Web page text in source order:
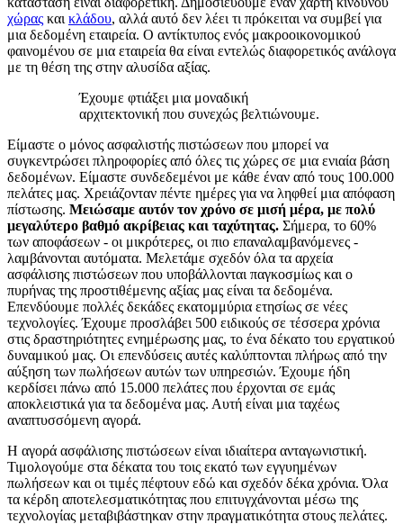
χώρας και κλάδου, αλλά αυτό δεν λέει τι πρόκειται να συμβεί για
μια δεδομένη εταιρεία. Ο αντίκτυπος ενός μακροοικονομικού
φαινομένου σε μια εταιρεία θα είναι εντελώς διαφορετικός ανάλογα
με τη θέση της στην αλυσίδα αξίας.
Έχουμε φτιάξει μια μοναδική
αρχιτεκτονική που συνεχώς βελτιώνουμε.
Είμαστε ο μόνος ασφαλιστής πιστώσεων που μπορεί να
συγκεντρώσει πληροφορίες από όλες τις χώρες σε μια ενιαία βάση
δεδομένων. Είμαστε συνδεδεμένοι με κάθε έναν από τους 100.000
πελάτες μας. Χρειάζονταν πέντε ημέρες για να ληφθεί μια απόφαση
πίστωσης. Μειώσαμε αυτόν τον χρόνο σε μισή μέρα, με πολύ
μεγαλύτερο βαθμό ακρίβειας και ταχύτητας. Σήμερα, το 60%
των αποφάσεων - οι μικρότερες, οι πιο επαναλαμβανόμενες -
λαμβάνονται αυτόματα. Μελετάμε σχεδόν όλα τα αρχεία
ασφάλισης πιστώσεων που υποβάλλονται παγκοσμίως και ο
πυρήνας της προστιθέμενης αξίας μας είναι τα δεδομένα.
Επενδύουμε πολλές δεκάδες εκατομμύρια ετησίως σε νέες
τεχνολογίες. Έχουμε προσλάβει 500 ειδικούς σε τέσσερα χρόνια
στις δραστηριότητες ενημέρωσης μας, το ένα δέκατο του εργατικού
δυναμικού μας. Οι επενδύσεις αυτές καλύπτονται πλήρως από την
αύξηση των πωλήσεων αυτών των υπηρεσιών. Έχουμε ήδη
κερδίσει πάνω από 15.000 πελάτες που έρχονται σε εμάς
αποκλειστικά για τα δεδομένα μας. Αυτή είναι μια ταχέως
αναπτυσσόμενη αγορά.
Η αγορά ασφάλισης πιστώσεων είναι ιδιαίτερα ανταγωνιστική.
Τιμολογούμε στα δέκατα του τοις εκατό των εγγυημένων
πωλήσεων και οι τιμές πέφτουν εδώ και σχεδόν δέκα χρόνια. Όλα
τα κέρδη αποτελεσματικότητας που επιτυγχάνονται μέσω της
τεχνολογίας μεταβιβάστηκαν στην πραγματικότητα στους πελάτες.